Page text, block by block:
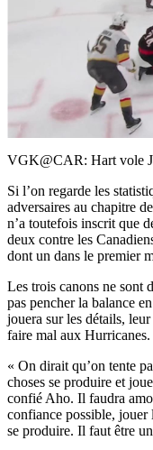
VGK@CAR: Hart vole
Si l’on regarde les
adversaires au chapitre
n’a toutefois inscrit que
deux contre les
dont un dans le premier
Les trois canons ne sont
pas pencher la balance
jouera sur les détails,
faire mal aux Hurricanes.
« On dirait qu’on tente
choses se produire et
confié Aho. Il faudra
confiance possible, jouer
se produire. Il faut être